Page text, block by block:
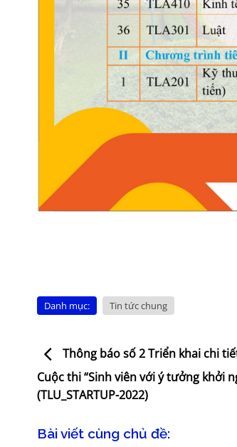
Danh mục: Tin tức chung
Thông báo số 2 Triển khai chi
Cuộc thi “Sinh viên với ý tưởng khởi
(TLU_STARTUP-2022)
Bài viết cùng chủ đề: